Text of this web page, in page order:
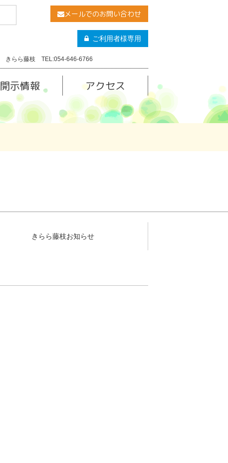
メールでのお問い合わせ
ご利用者様専用
きらら藤枝 TEL:054-646-6766
開示情報 アクセス
きらら藤枝お知らせ